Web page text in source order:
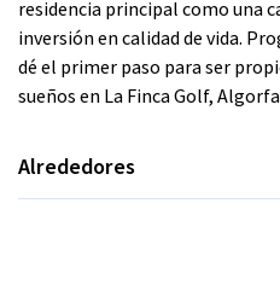
residencia principal como una
inversión en calidad de vida.
dé el primer paso para ser
sueños en La Finca Golf,
Alrededores